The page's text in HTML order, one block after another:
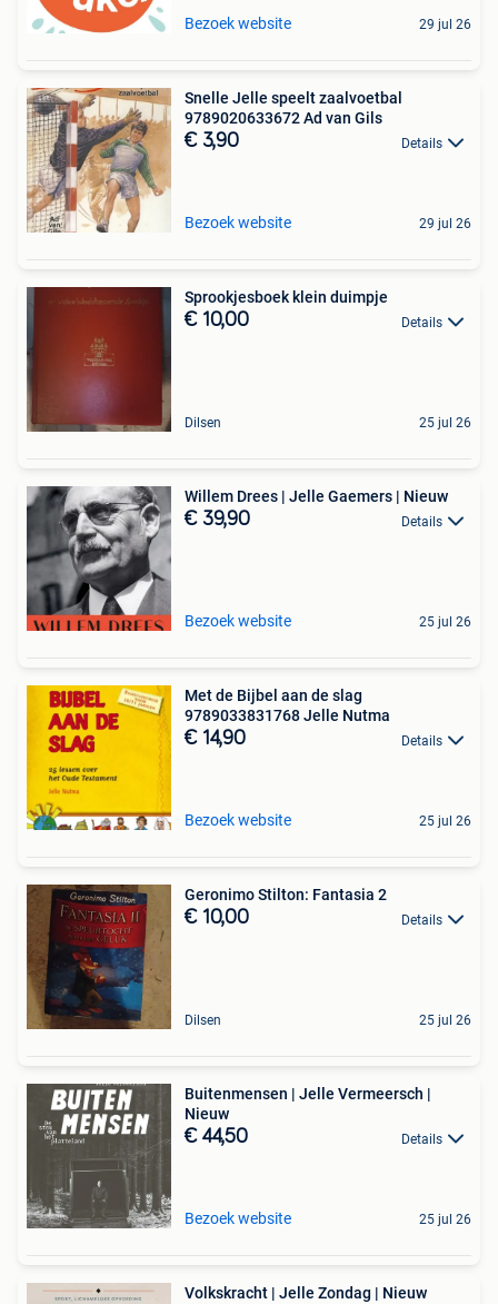
Bezoek website 29 jul 26
Snelle Jelle speelt zaalvoetbal
9789020633672 Ad van Gils
€ 3,90 Details
Bezoek website 29 jul 26
Sprookjesboek klein duimpje
€ 10,00 Details
Dilsen 25 jul 26
Willem Drees | Jelle Gaemers | Nieuw
€ 39,90 Details
Bezoek website 25 jul 26
Met de Bijbel aan de slag
9789033831768 Jelle Nutma
€ 14,90 Details
Bezoek website 25 jul 26
Geronimo Stilton: Fantasia 2
€ 10,00 Details
Dilsen 25 jul 26
Buitenmensen | Jelle Vermeersch |
Nieuw
€ 44,50 Details
Bezoek website 25 jul 26
Volkskracht | Jelle Zondag | Nieuw